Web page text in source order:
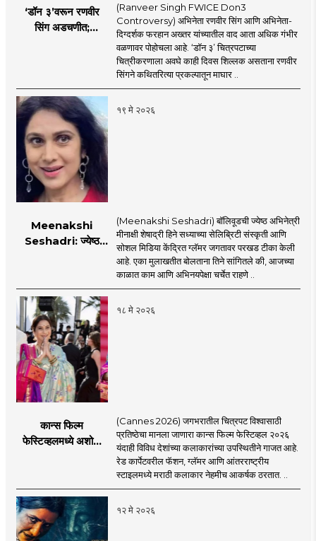
‘डॉन ३’वरून रणवीर
सिंग अडचणीत;
(Ranveer Singh FWICE Don3
Controversy) अभिनेता रणवीर सिंग आणि अभिनेता-
दिग्दर्शक फरहान अख्तर यांच्यातील वाद आता अधिक गंभीर
वळणावर पोहोचला आहे. ‘डॉन ३’ चित्रपटाच्या
चित्रीकरणाला अवघे काही दिवस शिल्लक असताना रणवीर
सिंगने कथितरित्या प्रकल्पातून माघार ..
१९ मे २०२६
Meenakshi
Seshadri: ज्येष्ठ
सेलिब्रिटी संस्कृतीवर
जोरदार टीका, नेमकं
काय म्हणाली?
(Meenakshi Seshadri) बॉलिवूडची ज्येष्ठ अभिनेत्री
मीनाक्षी शेषाद्री हिने सध्याच्या सेलिब्रिटी संस्कृती आणि
सोशल मिडिया केंद्रित ग्लॅमर जगतावर परखड टीका केली
आहे. एका मुलाखतीत बोलताना तिने सांगितले की, आजच्या
काळात काम आणि अभिनयपेक्षा चर्चेत राहणे ..
१८ मे २०२६
कान्स फिल्म
फेस्टिव्हलमध्ये अशोक
रेड कार्पेट लूक
(Cannes 2026) जगभरातील चित्रपट विश्वासाठी
प्रतिष्ठेचा मानला जाणारा कान्स फिल्म फेस्टिव्हल २०२६
यंदाही विविध देशांच्या कलाकारांच्या उपस्थितीने गाजत आहे.
रेड कार्पेटवरील फॅशन, ग्लॅमर आणि आंतरराष्ट्रीय
स्टाइलमध्ये मराठी कलाकार नेहमीच आकर्षक ठरतात. ..
१२ मे २०२६